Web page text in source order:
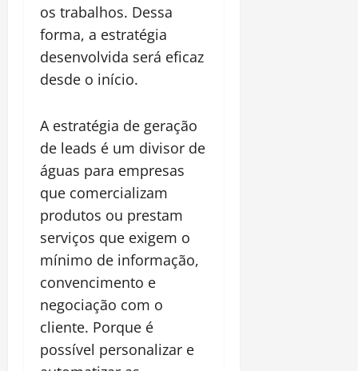
os trabalhos. Dessa
forma, a estratégia
desenvolvida será eficaz
desde o início.
A estratégia de geração
de leads é um divisor de
águas para empresas
que comercializam
produtos ou prestam
serviços que exigem o
mínimo de informação,
convencimento e
negociação com o
cliente. Porque é
possível personalizar e